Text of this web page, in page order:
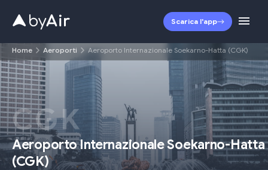
Scarica l'app
Home Aeroporti Aeroporto Internazionale Soekarno-Hatta (CGK)
CGK
Aeroporto Internazionale Soekarno-Hatta
(CGK)